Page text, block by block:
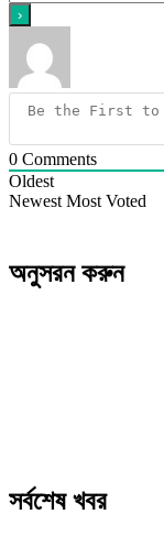
0 Comments
Oldest
Newest Most Voted
অনুসরন করুন
সর্বশেষ খবর